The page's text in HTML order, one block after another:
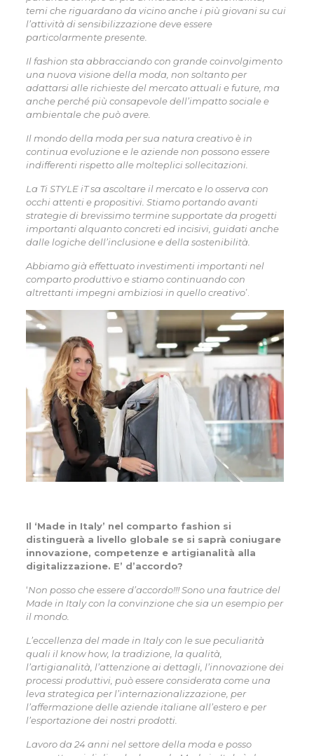
temi che riguardano da vicino anche i più giovani su cui
l’attività di sensibilizzazione deve essere
particolarmente presente.
Il fashion sta abbracciando con grande coinvolgimento
una nuova visione della moda, non soltanto per
adattarsi alle richieste del mercato attuali e future, ma
anche perché più consapevole dell’impatto sociale e
ambientale che può avere.
Il mondo della moda per sua natura creativo è in
continua evoluzione e le aziende non possono essere
indifferenti rispetto alle molteplici sollecitazioni.
La Ti STYLE iT sa ascoltare il mercato e lo osserva con
occhi attenti e propositivi. Stiamo portando avanti
strategie di brevissimo termine supportate da progetti
importanti alquanto concreti ed incisivi, guidati anche
dalle logiche dell’inclusione e della sostenibilità.
Abbiamo già effettuato investimenti importanti nel
comparto produttivo e stiamo continuando con
altrettanti impegni ambiziosi in quello creativo’.
Il ‘Made in Italy’ nel comparto fashion si
distinguerà a livello globale se si saprà coniugare
innovazione, competenze e artigianalità alla
digitalizzazione. E’ d’accordo?
‘Non posso che essere d’accordo!!! Sono una fautrice del
Made in Italy con la convinzione che sia un esempio per
il mondo.
L’eccellenza del made in Italy con le sue peculiarità
quali il know how, la tradizione, la qualità,
l’artigianalità, l’attenzione ai dettagli, l’innovazione dei
processi produttivi, può essere considerata come una
leva strategica per l’internazionalizzazione, per
l’affermazione delle aziende italiane all’estero e per
l’esportazione dei nostri prodotti.
Lavoro da 24 anni nel settore della moda e posso